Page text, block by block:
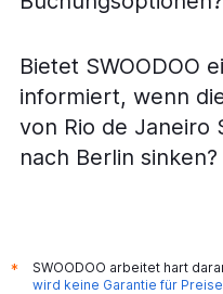
Bietet SWOODOO
informiert, wenn
von Rio de Janeiro
nach Berlin sinken?
*
SWOODOO arbeitet hart
wird keine Garantie für